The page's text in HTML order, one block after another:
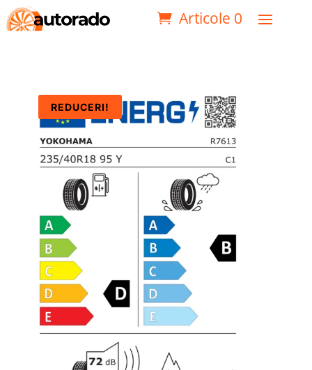
Articole 0
REDUCERI!